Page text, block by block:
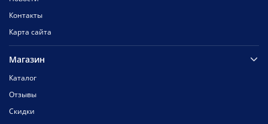
Контакты
Карта сайта
Магазин
Каталог
Отзывы
Скидки